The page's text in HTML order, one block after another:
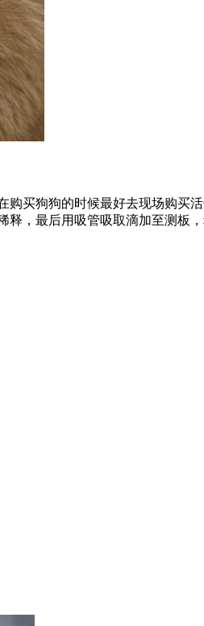
买狗狗的时候最好去现场购买
，最后用吸管吸取滴加至测板